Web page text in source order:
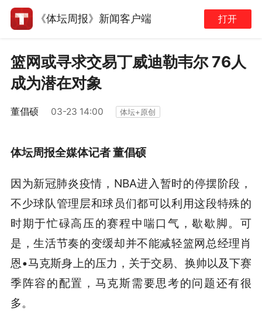
《体坛周报》新闻客户端 打开
篮网或寻求交易丁威迪勒韦尔 76人
成为潜在对象
董倡硕 03-23 14:00 体坛+原创
体坛周报全媒体记者 董倡硕
因为新冠肺炎疫情，NBA进入暂时的停摆阶段，
不少球队管理层和球员们都可以利用这段特殊的
时期于忙碌高压的赛程中喘口气，歇歇脚。可
是，生活节奏的变缓却并不能减轻篮网总经理肖
恩•马克斯身上的压力，关于交易、换帅以及下赛
季阵容的配置，马克斯需要思考的问题还有很
多。